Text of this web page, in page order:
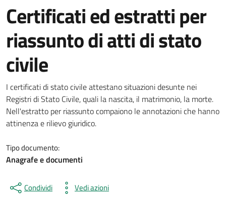
Certificati ed estratti per
riassunto di atti di stato
civile
Dettagli del documento
I certificati di stato civile attestano situazioni desunte nei
Registri di Stato Civile, quali la nascita, il matrimonio, la morte.
Nell'estratto per riassunto compaiono le annotazioni che hanno
attinenza e rilievo giuridico.
Tipo documento:
Anagrafe e documenti
Condividi Vedi azioni